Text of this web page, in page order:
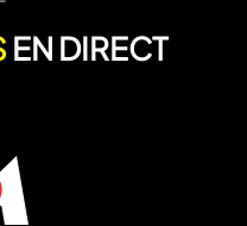
EN DIRECT